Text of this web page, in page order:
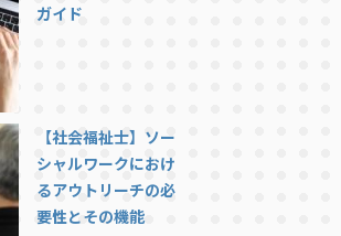
ガイド
【社会福祉士】ソー
シャルワークにおけ
るアウトリーチの必
要性とその機能